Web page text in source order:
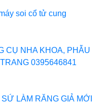
soi cổ tử cung
CỤ NHA KHOA, PHẪU
0395646841
LÀM RĂNG GIẢ MỚI